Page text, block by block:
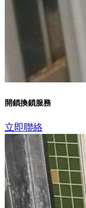
開鎖換鎖服務
立即聯絡